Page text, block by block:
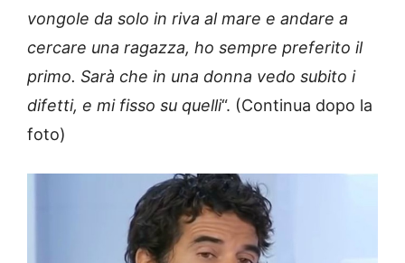
vongole da solo in riva al mare e andare a
cercare una ragazza, ho sempre preferito il
primo. Sarà che in una donna vedo subito i
difetti, e mi fisso su quelli“. (Continua dopo la
foto)